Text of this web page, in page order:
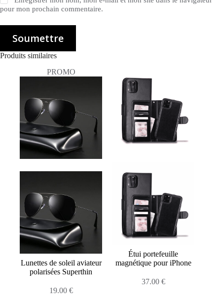
pour mon prochain commentaire.
Soumettre
Produits similaires
PROMO
Lunettes de soleil aviateur
polarisées Superthin
19.00 €
Étui portefeuille
magnétique pour iPhone
37.00 €